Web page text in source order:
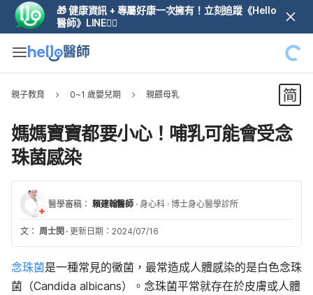
🎁 健康資訊 + 專屬好康一次擁有！立刻追蹤《Hello
醫師》LINE👆🏼
親子教育 0~1 歲嬰兒期 親餵母乳
媽媽寶寶都要小心！哺乳可能會受念
珠菌感染
醫學審稿： 賴建翰醫師 · 身心科 · 博士身心醫學診所
文： 周士閔 · 更新日期：2024/07/16
念珠菌是一種常見的黴菌，最常造成人體感染的是白色念珠
菌（Candida albicans）。念珠菌平常就存在於皮膚或人體